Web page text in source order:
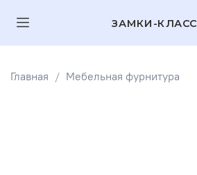
ЗАМКИ-КЛАСС
Главная Мебельная фурнитура